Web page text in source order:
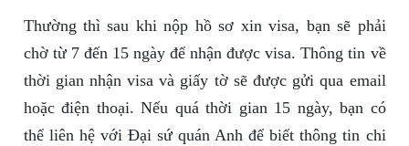
Thường thì sau khi nộp hồ sơ xin visa, bạn sẽ phải
chờ từ 7 đến 15 ngày để nhận được visa. Thông tin về
thời gian nhận visa và giấy tờ sẽ được gửi qua email
hoặc điện thoại. Nếu quá thời gian 15 ngày, bạn có
thể liên hệ với Đại sứ quán Anh để biết thông tin chi